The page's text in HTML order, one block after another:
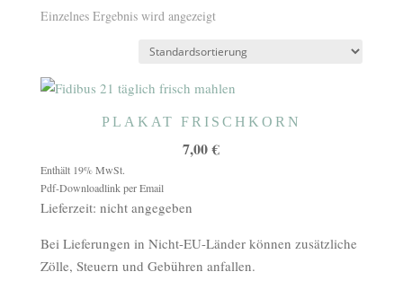
Einzelnes Ergebnis wird angezeigt
PLAKAT FRISCHKORN
7,00€
Enthält 19% MwSt.
Pdf-Downloadlink per Email
Lieferzeit: nicht angegeben
Bei Lieferungen in Nicht-EU-Länder können zusätzliche
Zölle, Steuern und Gebühren anfallen.